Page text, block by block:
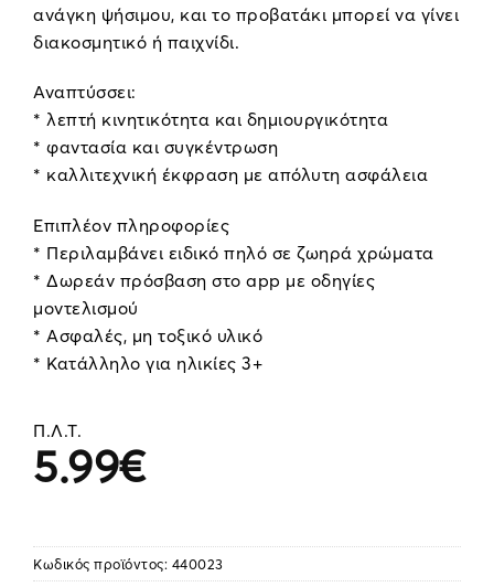
ανάγκη ψήσιμου, και το προβατάκι μπορεί να γίνει
διακοσμητικό ή παιχνίδι.
Αναπτύσσει:
* λεπτή κινητικότητα και δημιουργικότητα
* φαντασία και συγκέντρωση
* καλλιτεχνική έκφραση με απόλυτη ασφάλεια
Επιπλέον πληροφορίες
* Περιλαμβάνει ειδικό πηλό σε ζωηρά χρώματα
* Δωρεάν πρόσβαση στο app με οδηγίες
μοντελισμού
* Ασφαλές, μη τοξικό υλικό
* Κατάλληλο για ηλικίες 3+
Π.Λ.Τ.
5.99€
Κωδικός προϊόντος: 440023